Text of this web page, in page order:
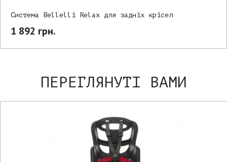
Система Bellelli Relax для задніх крісел
1 892 грн.
ПЕРЕГЛЯНУТІ ВАМИ